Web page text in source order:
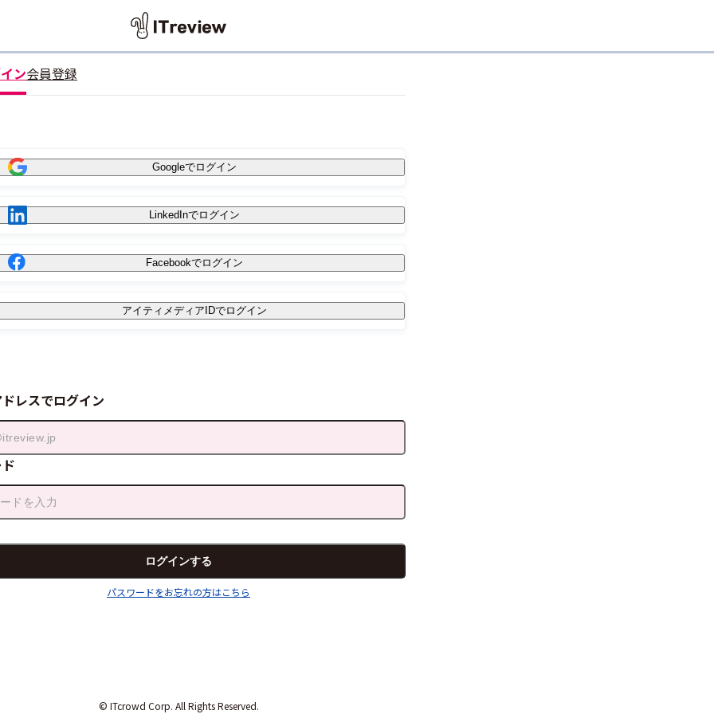
ン会員登録
Googleでログイン
LinkedInでログイン
Facebookでログイン
アイティメディアIDでログイン
レスでログイン
パスワードをお忘れの方はこちら
© ITcrowd Corp. All Rights Reserved.